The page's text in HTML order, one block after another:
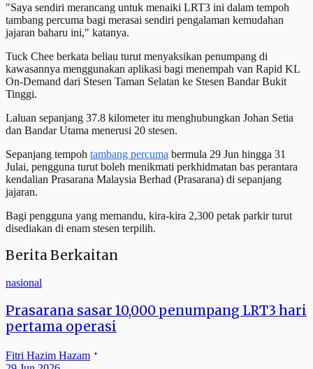
"Saya sendiri merancang untuk menaiki LRT3 ini dalam tempoh
tambang percuma bagi merasai sendiri pengalaman kemudahan
jajaran baharu ini," katanya.
Tuck Chee berkata beliau turut menyaksikan penumpang di
kawasannya menggunakan aplikasi bagi menempah van Rapid KL
On-Demand dari Stesen Taman Selatan ke Stesen Bandar Bukit
Tinggi.
Laluan sepanjang 37.8 kilometer itu menghubungkan Johan Setia
dan Bandar Utama menerusi 20 stesen.
Sepanjang tempoh tambang percuma bermula 29 Jun hingga 31
Julai, pengguna turut boleh menikmati perkhidmatan bas perantara
kendalian Prasarana Malaysia Berhad (Prasarana) di sepanjang
jajaran.
Bagi pengguna yang memandu, kira-kira 2,300 petak parkir turut
disediakan di enam stesen terpilih.
Berita Berkaitan
nasional
Prasarana sasar 10,000 penumpang LRT3 hari
pertama operasi
Fitri Hazim Hazam